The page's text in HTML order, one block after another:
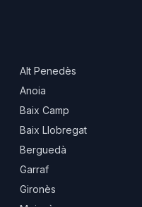
Alt Penedès
Anoia
Baix Camp
Baix Llobregat
Berguedà
Garraf
Gironès